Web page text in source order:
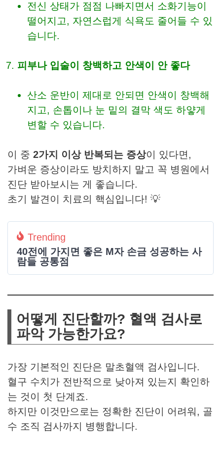
전신 상태가 점점 나빠지면서 소화기능이
떨어지고, 자연스럽게 식욕도 줄어들 수 있
습니다.
피부나 입술이 창백하고 안색이 안 좋다
산소 운반이 제대로 안되면 안색이 창백해
지고, 손톱이나 눈 밑의 결막 색도 하얗게
변할 수 있습니다.
이 중 2가지 이상 반복되는 증상이 있다면,
가벼운 증상이라도 방치하지 말고 꼭 병원에서
진단 받아보시는 게 좋습니다.
초기 발견이 치료의 핵심입니다! 💡
Trending
40전에 가지면 좋은 M자 손금 성공하는 사
람들 공통점
어떻게 진단할까? 혈액 검사로
파악 가능한가요?
가장 기본적인 진단은 말초혈액 검사입니다.
혈구 수치가 전반적으로 낮아져 있는지 확인하
는 것이 첫 단계죠.
하지만 이것만으로는 정확한 진단이 어려워, 골
수 조직 검사까지 병행합니다.